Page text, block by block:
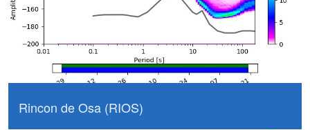
Rincon de Osa (RIOS)